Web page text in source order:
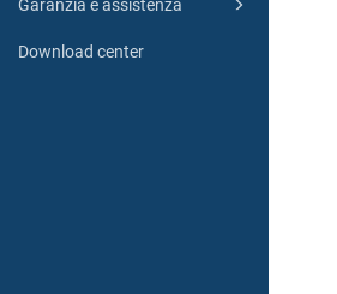
Garanzia e assistenza
Download center